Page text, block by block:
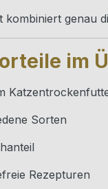
kombiniert genau
im
Sorten
Rezepturen